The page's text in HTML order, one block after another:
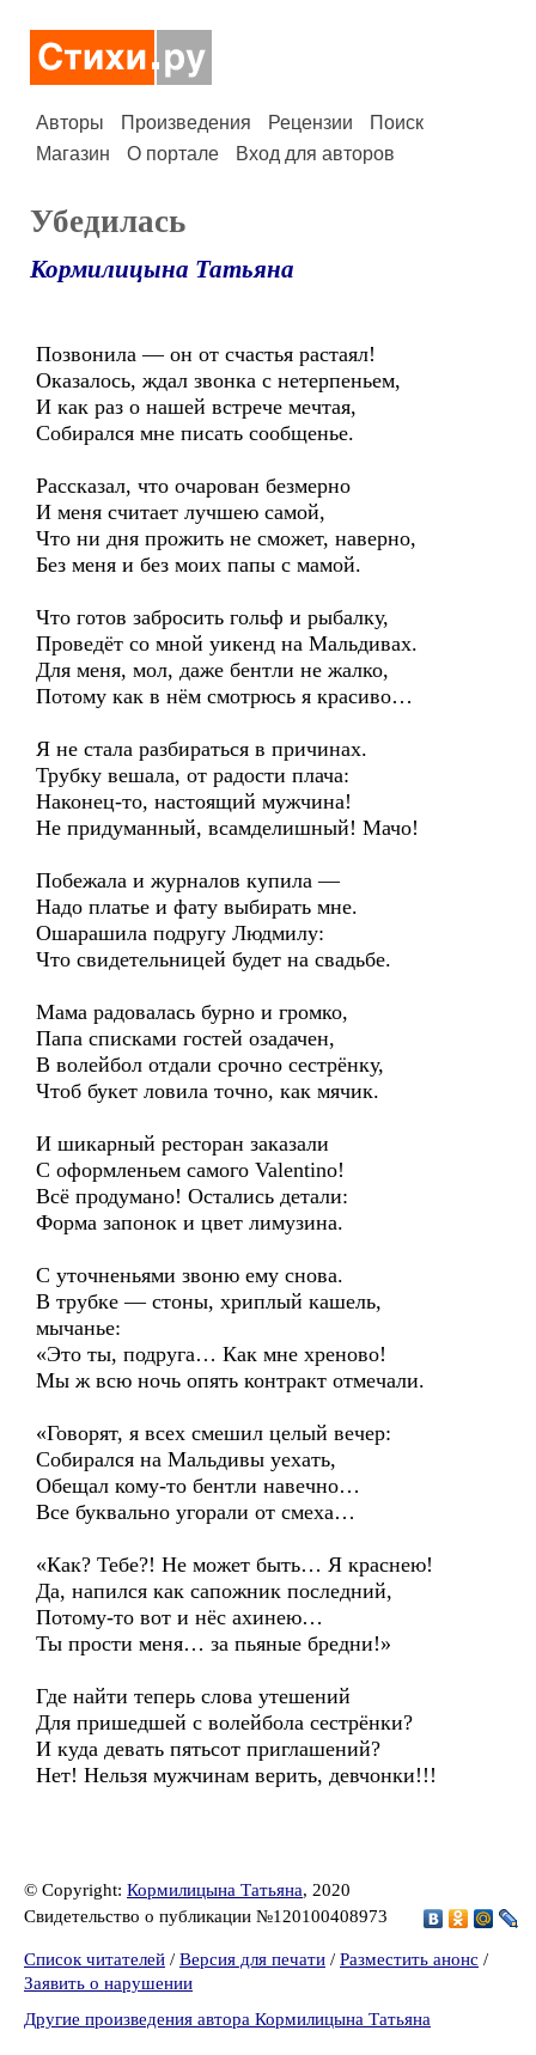
Авторы Произведения Рецензии
Поиск
Магазин
О портале Вход для авторов
Убедилась
Кормилицына Татьяна
Позвонила — он от счастья растаял!
Оказалось, ждал звонка с нетерпеньем,
И как раз о нашей встрече мечтая,
Собирался мне писать сообщенье.
Рассказал, что очарован безмерно
И меня считает лучшею самой,
Что ни дня прожить не сможет, наверно,
Без меня и без моих папы с мамой.
Что готов забросить гольф и рыбалку,
Проведёт со мной уикенд на Мальдивах.
Для меня, мол, даже бентли не жалко,
Потому как в нём смотрюсь я красиво…
Я не стала разбираться в причинах.
Трубку вешала, от радости плача:
Наконец-то, настоящий мужчина!
Не придуманный, всамделишный! Мачо!
Побежала и журналов купила —
Надо платье и фату выбирать мне.
Ошарашила подругу Людмилу:
Что свидетельницей будет на свадьбе.
Мама радовалась бурно и громко,
Папа списками гостей озадачен,
В волейбол отдали срочно сестрёнку,
Чтоб букет ловила точно, как мячик.
И шикарный ресторан заказали
С оформленьем самого Valentino!
Всё продумано! Остались детали:
Форма запонок и цвет лимузина.
С уточненьями звоню ему снова.
В трубке — стоны, хриплый кашель,
мычанье:
«Это ты, подруга… Как мне хреново!
Мы ж всю ночь опять контракт отмечали.
«Говорят, я всех смешил целый вечер:
Собирался на Мальдивы уехать,
Обещал кому-то бентли навечно…
Все буквально угорали от смеха…
«Как? Тебе?! Не может быть… Я краснею!
Да, напился как сапожник последний,
Потому-то вот и нёс ахинею…
Ты прости меня… за пьяные бредни!»
Где найти теперь слова утешений
Для пришедшей с волейбола сестрёнки?
И куда девать пятьсот приглашений?
Нет! Нельзя мужчинам верить, девчонки!!!
© Copyright: Кормилицына Татьяна, 2020
Свидетельство о публикации №120100408973
Список читателей / Версия для печати / Разместить анонс /
Заявить о нарушении
Другие произведения автора Кормилицына Татьяна